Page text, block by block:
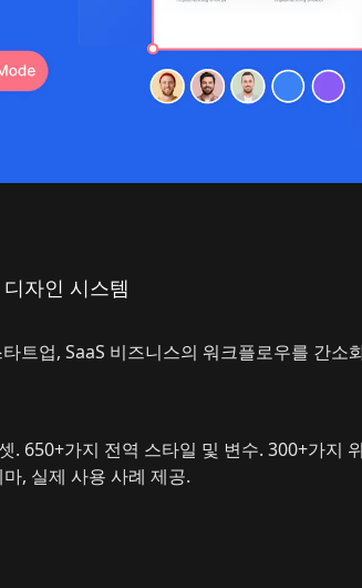
자인 시스템
트업, SaaS 비즈니스의 워크플로우를 간소
. 650+가지 전역 스타일 및 변수. 300+가지
, 실제 사용 사례 제공.